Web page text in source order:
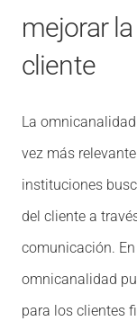
mejorar
cliente
La
vez más
instituciones
del cliente a
comunicación.
omnicanalidad
para los clientes